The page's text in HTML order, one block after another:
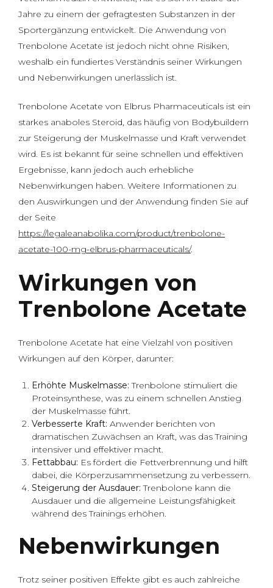
Jahre zu einem der gefragtesten Substanzen in der
Sportergänzung entwickelt. Die Anwendung von
Trenbolone Acetate ist jedoch nicht ohne Risiken,
weshalb ein fundiertes Verständnis seiner Wirkungen
und Nebenwirkungen unerlässlich ist.
Trenbolone Acetate von Elbrus Pharmaceuticals ist ein
starkes anaboles Steroid, das häufig von Bodybuildern
zur Steigerung der Muskelmasse und Kraft verwendet
wird. Es ist bekannt für seine schnellen und effektiven
Ergebnisse, kann jedoch auch erhebliche
Nebenwirkungen haben. Weitere Informationen zu
den Auswirkungen und der Anwendung finden Sie auf
der Seite
https://legaleanabolika.com/product/trenbolone-
acetate-100-mg-elbrus-pharmaceuticals/.
Wirkungen von
Trenbolone Acetate
Trenbolone Acetate hat eine Vielzahl von positiven
Wirkungen auf den Körper, darunter:
Erhöhte Muskelmasse: Trenbolone stimuliert die
Proteinsynthese, was zu einem schnellen Anstieg
der Muskelmasse führt.
Verbesserte Kraft: Anwender berichten von
dramatischen Zuwächsen an Kraft, was das Training
intensiver und effektiver macht.
Fettabbau: Es fördert die Fettverbrennung und hilft
dabei, die Körperzusammensetzung zu verbessern.
Steigerung der Ausdauer: Trenbolone kann die
Ausdauer und die allgemeine Leistungsfähigkeit
während des Trainings erhöhen.
Nebenwirkungen
Trotz seiner positiven Effekte gibt es auch zahlreiche